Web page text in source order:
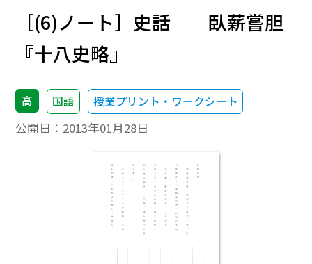
［(6)ノート］史話 臥薪嘗胆
『十八史略』
高 国語 授業プリント・ワークシート
公開日： 2013年01月28日